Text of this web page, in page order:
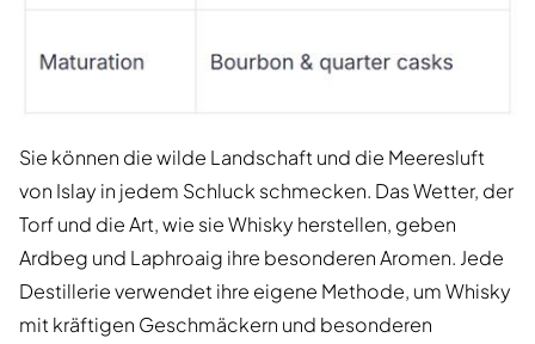
Sie können die wilde Landschaft und die Meeresluft
von Islay in jedem Schluck schmecken. Das Wetter, der
Torf und die Art, wie sie Whisky herstellen, geben
Ardbeg und Laphroaig ihre besonderen Aromen. Jede
Destillerie verwendet ihre eigene Methode, um Whisky
mit kräftigen Geschmäckern und besonderen